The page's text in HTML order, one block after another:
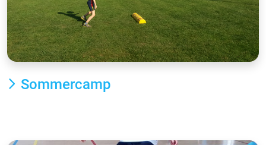
Sommercamp